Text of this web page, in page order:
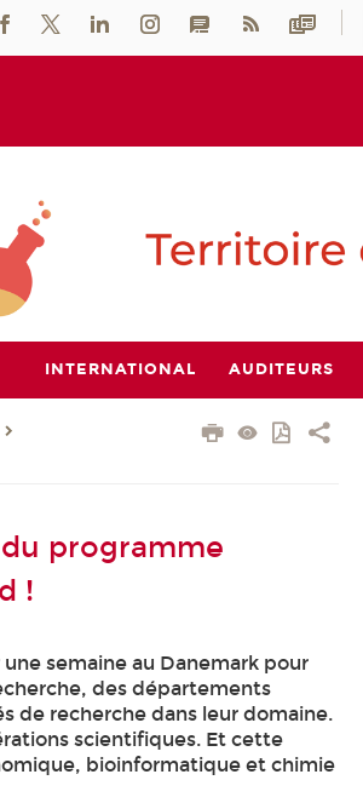
INTERNATIONAL AUDITEURS
programme
!
semaine au Danemark pour
des départements
de recherche dans leur domaine.
scientifiques. Et cette
bioinformatique et chimie